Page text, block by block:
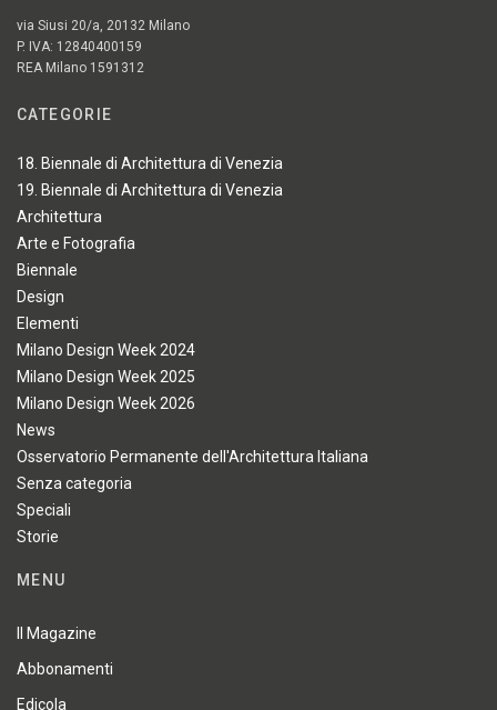
via Siusi 20/a, 20132 Milano
P. IVA: 12840400159
REA Milano 1591312
CATEGORIE
18. Biennale di Architettura di Venezia
19. Biennale di Architettura di Venezia
Architettura
Arte e Fotografia
Biennale
Design
Elementi
Milano Design Week 2024
Milano Design Week 2025
Milano Design Week 2026
News
Osservatorio Permanente dell'Architettura Italiana
Senza categoria
Speciali
Storie
MENU
Il Magazine
Abbonamenti
Edicola